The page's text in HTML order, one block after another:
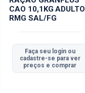
CAO 10,1KG ADULTO
RMG SAL/FG
Faça seu login ou
cadastre-se para ver
preços e comprar